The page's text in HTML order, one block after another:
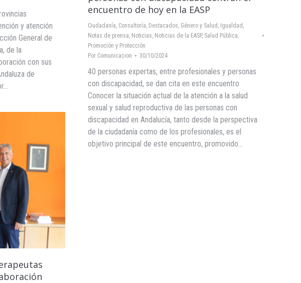
y atención
General de
de la
con sus
de
encuentro de hoy en la EASP
Ciudadanía, Consultoría, Destacados, Género y Salud , Igualdad ,
Notas de prensa, Noticias, Noticias de la EASP, Salud Pública,
Promoción y Protección
Por Comunicacion 30/10/2024
40 personas expertas, entre profesionales y personas
con discapacidad, se dan cita en este encuentro
Conocer la situación actual de la atención a la salud
sexual y salud reproductiva de las personas con
discapacidad en Andalucía, tanto desde la perspectiva
de la ciudadanía como de los profesionales, es el
objetivo principal de este encuentro, promovido…